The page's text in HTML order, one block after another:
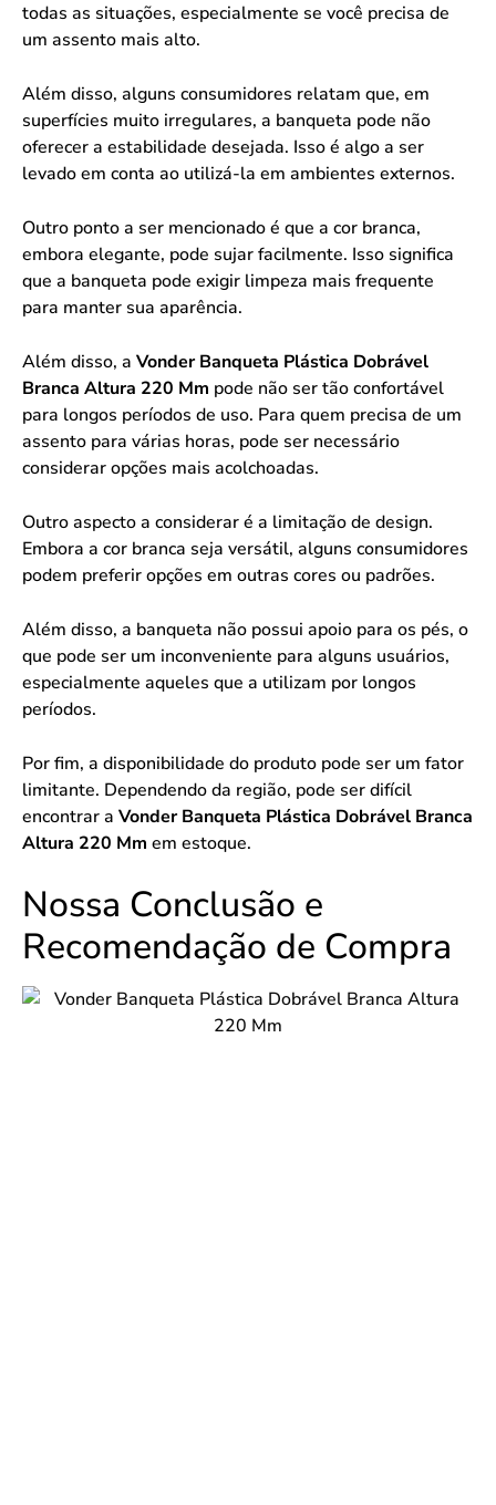
todas as situações, especialmente se você precisa de
um assento mais alto.
Além disso, alguns consumidores relatam que, em
superfícies muito irregulares, a banqueta pode não
oferecer a estabilidade desejada. Isso é algo a ser
levado em conta ao utilizá-la em ambientes externos.
Outro ponto a ser mencionado é que a cor branca,
embora elegante, pode sujar facilmente. Isso significa
que a banqueta pode exigir limpeza mais frequente
para manter sua aparência.
Além disso, a Vonder Banqueta Plástica Dobrável
Branca Altura 220 Mm pode não ser tão confortável
para longos períodos de uso. Para quem precisa de um
assento para várias horas, pode ser necessário
considerar opções mais acolchoadas.
Outro aspecto a considerar é a limitação de design.
Embora a cor branca seja versátil, alguns consumidores
podem preferir opções em outras cores ou padrões.
Além disso, a banqueta não possui apoio para os pés, o
que pode ser um inconveniente para alguns usuários,
especialmente aqueles que a utilizam por longos
períodos.
Por fim, a disponibilidade do produto pode ser um fator
limitante. Dependendo da região, pode ser difícil
encontrar a Vonder Banqueta Plástica Dobrável Branca
Altura 220 Mm em estoque.
Nossa Conclusão e
Recomendação de Compra